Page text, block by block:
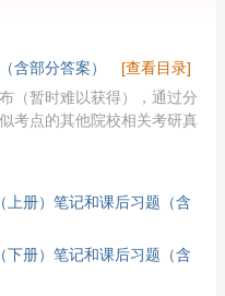
含部分答案）
[查看目录]
（暂时难以获得），通过分
考点的其他院校相关考研真
册）笔记和课后习题（含
册）笔记和课后习题（含